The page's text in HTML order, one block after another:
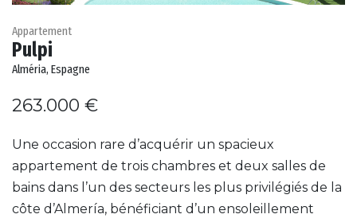
Appartement
Pulpi
Alméria, Espagne
263.000 €
Une occasion rare d’acquérir un spacieux
appartement de trois chambres et deux salles de
bains dans l’un des secteurs les plus privilégiés de la
côte d’Almería, bénéficiant d’un ensoleillement